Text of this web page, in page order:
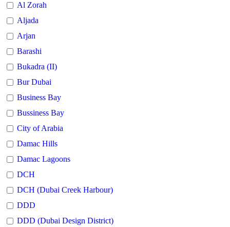
Al Zorah
Aljada
Arjan
Barashi
Bukadra (II)
Bur Dubai
Business Bay
Bussiness Bay
City of Arabia
Damac Hills
Damac Lagoons
DCH
DCH (Dubai Creek Harbour)
DDD
DDD (Dubai Design District)